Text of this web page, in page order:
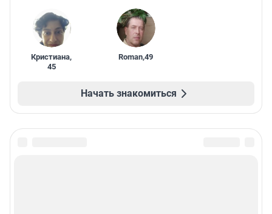
Кристиана,
45
Roman,49
Начать знакомиться